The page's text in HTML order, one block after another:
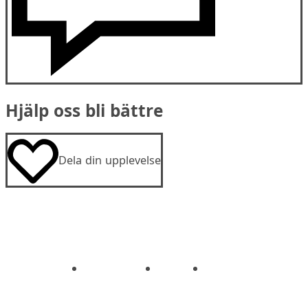
Hjälp oss bli bättre
Dela din upplevelse